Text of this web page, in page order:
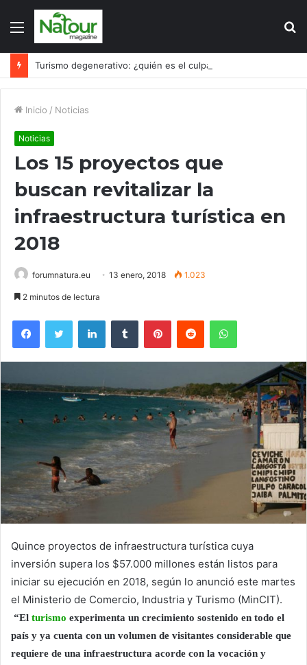
Menú
Inicio / Noticias
Noticias
Los 15 proyectos que
buscan revitalizar la
infraestructura turística en
2018
forumnatura.eu 13 enero, 2018 1.023
2 minutos de lectura
FacebookTwitter LinkedInTumblr PinterestReddit WhatsApp
Quince proyectos de infraestructura turística cuya
inversión supera los $57.000 millones están listos para
iniciar su ejecución en 2018, según lo anunció este martes
el Ministerio de Comercio, Industria y Turismo (MinCIT).
“El turismo experimenta un crecimiento sostenido en todo el
país y ya cuenta con un volumen de visitantes considerable que
requiere de una infraestructura acorde con la vocación y